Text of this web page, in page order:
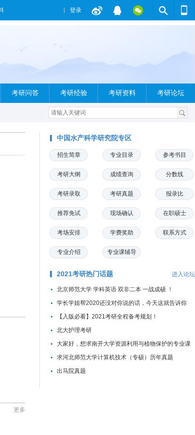
登录
考研问答 考研经验 考研资料 考研论坛
更多
中国水产科学研究院专区
招生简章 专业目录 参考书目
考研大纲 成绩查询 分数线
考研录取 考研真题 报录比
推荐免试 现场确认 在职硕士
考场安排 学费奖助 联系方式
专业介绍 专业课辅导
2021考研热门话题 进入论坛
北京师范大学 学科英语 双非二本 一战成硕 ！
学长学姐帮2020还没对你说的话，今天这就告诉你
【入版必看】2021考研全程备考规划！
北大护理考研
大家好，想求南开大学资源利用与植物保护的专业课
资料...
求河北师范大学计算机技术（专硕）历年真题
出马院真题